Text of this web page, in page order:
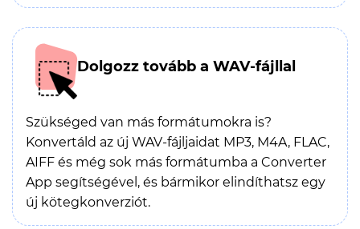
Dolgozz tovább a WAV-fájllal
Szükséged van más formátumokra is?
Konvertáld az új WAV-fájljaidat MP3, M4A, FLAC,
AIFF és még sok más formátumba a Converter
App segítségével, és bármikor elindíthatsz egy
új kötegkonverziót.